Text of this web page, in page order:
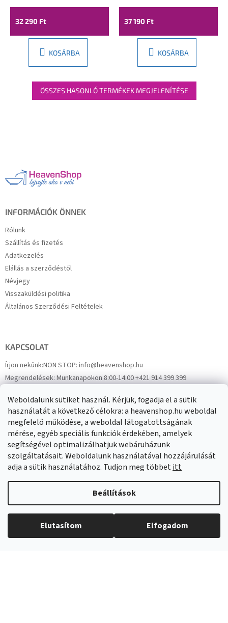
Weboldalunk sütiket használ. Kérjük, fogadja el a sütik
használatát a következő célokra: a heavenshop.hu weboldal
megfelelő működése, a weboldal látogatottságának
mérése, egyéb speciális funkciók érdekében, amelyek
segítségével optimalizálhatjuk webáruházunk
szolgáltatásait. Weboldalunk használatával hozzájárulását
adja a sütik használatához. Tudjon meg többetitt
Beállítások
Elutasítom Elfogadom
32 290 Ft
KOSÁRBA
37 190 Ft
KOSÁRBA
ÖSSZES HASONLÓ TERMÉKEK MEGJELENÍTÉSE
INFORMÁCIÓK ÖNNEK
Rólunk
Szállítás és fizetés
Adatkezelés
Elállás a szerződéstől
Névjegy
Visszaküldési politika
Általános Szerződési Feltételek
KAPCSOLAT
Írjon nekünk:NON STOP: info@heavenshop.hu
Megrendelések:Munkanapokon 8:00-14:00 +421 914 399 399
FacebookHeavenShop.sk
Eredményeink